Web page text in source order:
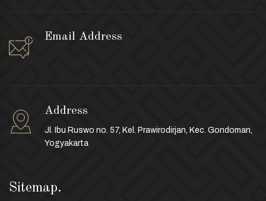
Sitemap.
Email Address
Address
Jl. Ibu Ruswo no. 57, Kel. Prawirodirjan, Kec. Gondoman,
Yogyakarta